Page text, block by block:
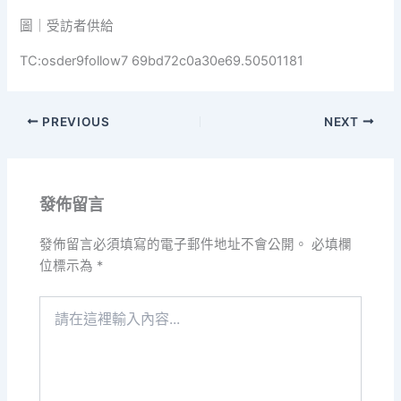
圖｜受訪者供給
TC:osder9follow7 69bd72c0a30e69.50501181
PREVIOUS NEXT
發佈留言
發佈留言必須填寫的電子郵件地址不會公開。 必填欄
位標示為 *